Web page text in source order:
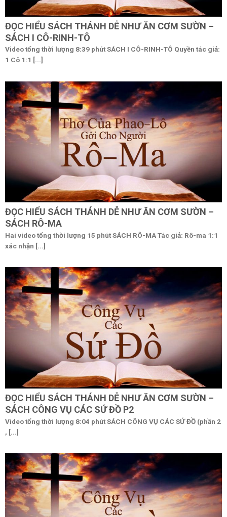
ĐỌC HIỂU SÁCH THÁNH DỄ NHƯ ĂN CƠM SƯỜN –
SÁCH I CÔ-RINH-TÔ
Video tổng thời lượng 8:39 phút SÁCH I CÔ-RINH-TÔ Quyền tác giả:
1 Cô 1:1 [...]
ĐỌC HIỂU SÁCH THÁNH DỄ NHƯ ĂN CƠM SƯỜN –
SÁCH RÔ-MA
Hai video tổng thời lượng 15 phút SÁCH RÔ-MA Tác giả: Rô-ma 1:1
xác nhận [...]
ĐỌC HIỂU SÁCH THÁNH DỄ NHƯ ĂN CƠM SƯỜN –
SÁCH CÔNG VỤ CÁC SỨ ĐỒ P2
Video tổng thời lượng 8:04 phút SÁCH CÔNG VỤ CÁC SỨ ĐỒ (phần 2
, [...]